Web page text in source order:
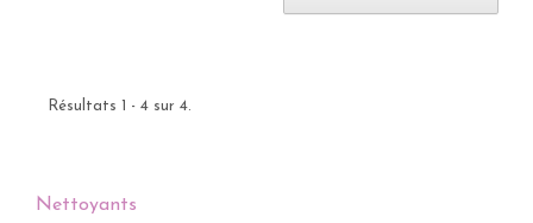
Résultats 1 - 4 sur 4.
Nettoyants